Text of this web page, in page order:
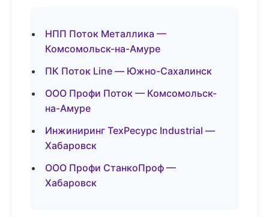
НПП Поток Металлика —
Комсомольск-на-Амуре
ПК Поток Line — Южно-Сахалинск
ООО Профи Поток — Комсомольск-
на-Амуре
Инжиниринг ТехРесурс Industrial —
Хабаровск
ООО Профи СтанкоПроф —
Хабаровск